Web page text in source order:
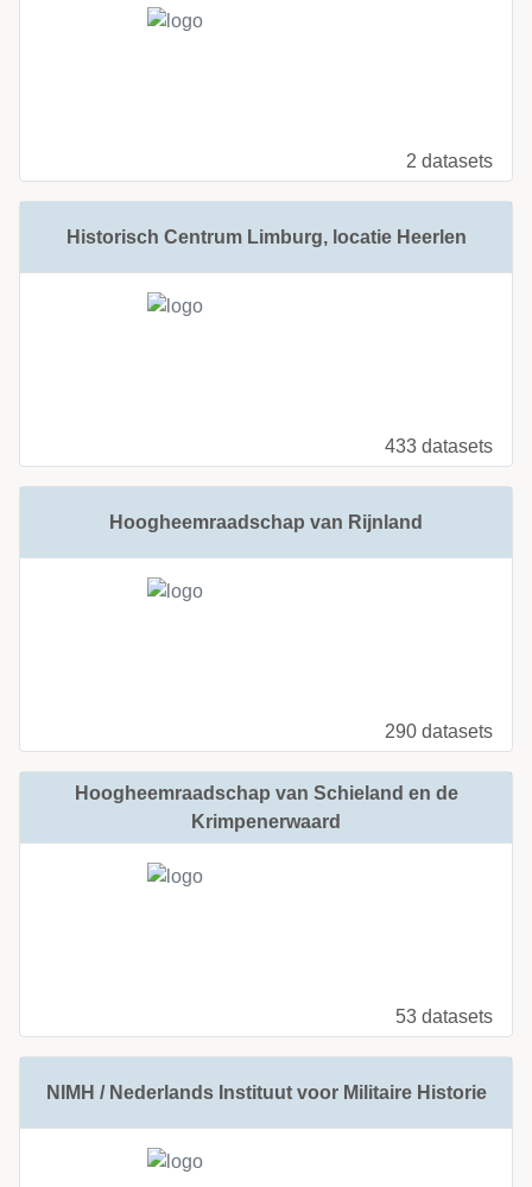
2 datasets
Historisch Centrum Limburg, locatie Heerlen
433 datasets
Hoogheemraadschap van Rijnland
290 datasets
Hoogheemraadschap van Schieland en de
Krimpenerwaard
53 datasets
NIMH / Nederlands Instituut voor Militaire Historie